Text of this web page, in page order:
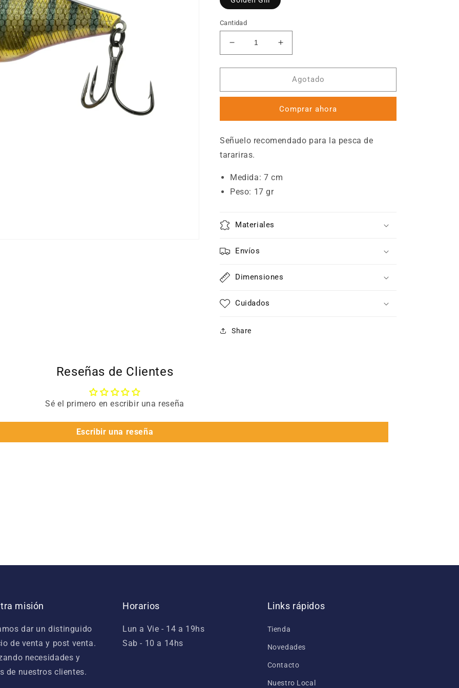
Cantidad
Reducir
cantidad
para
Sense
70
Aumentar
cantidad
para
6th
Sense
Quake
70
Agotado
Comprar ahora
Señuelo recomendado para la pesca de
tarariras.
Medida: 7 cm
Peso: 17 gr
Materiales
Envíos
Dimensiones
Cuidados
Share
Reseñas de Clientes
Sé el primero en escribir una reseña
Escribir una reseña
misión
dar un distinguido
de venta y post venta.
necesidades y
de nuestros clientes.
Horarios
Lun a Vie - 14 a 19hs
Sab - 10 a 14hs
Links rápidos
Tienda
Novedades
Contacto
Nuestro Local